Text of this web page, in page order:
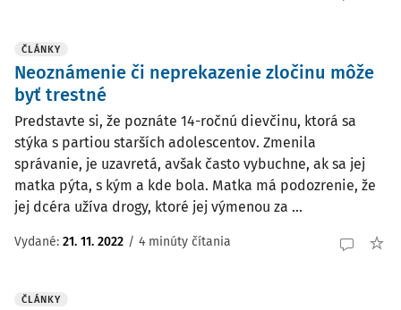
ČLÁNKY
Neoznámenie či neprekazenie zločinu môže
byť trestné
Predstavte si, že poznáte 14-ročnú dievčinu, ktorá sa
stýka s partiou starších adolescentov. Zmenila
správanie, je uzavretá, avšak často vybuchne, ak sa jej
matka pýta, s kým a kde bola. Matka má podozrenie, že
jej dcéra užíva drogy, ktoré jej výmenou za ...
Vydané: 21. 11. 2022 / 4 minúty čítania
ČLÁNKY